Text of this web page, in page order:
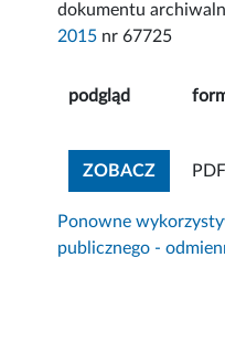
dokumentu
2015 nr 67725
podgląd
ZOBACZ PDF
Ponowne
publicznego -